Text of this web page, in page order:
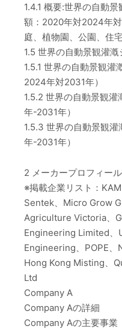
1.4.1 概要:世界の自動
額：2020年対2024年
庭、植物園、公園、住
1.5 世界の自動景観灌
1.5.1 世界の自動景観
2024年対2031年）
1.5.2 世界の自動景観
年-2031年）
1.5.3 世界の自動景観
年-2031年）
2 メーカープロフィール
※掲載企業リスト：
Sentek、Micro Grow
Agriculture Victoria、
Engineering Limited、
Engineering、POPE、
Hong Kong Misting、
Ltd
Company A
Company Aの詳細
Company Aの主要事業